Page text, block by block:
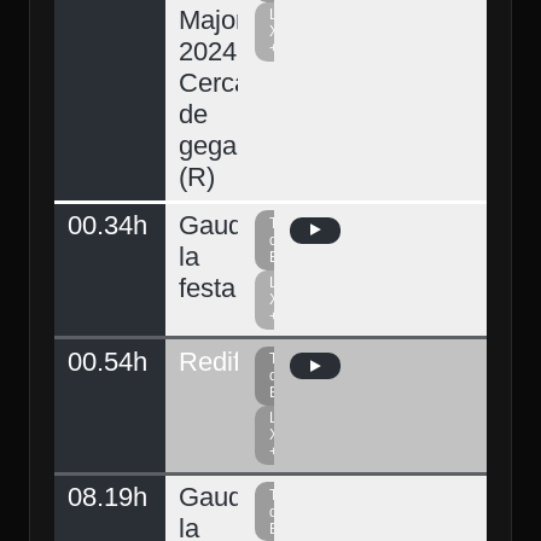
Major
2024.
Cercavila
de
gegants
(R)
La
Xarxa
+
00.34h
Gaudeix
la
festa
Televisió
del
Berguedà
La
Xarxa
+
00.54h RedifusióTelevisió
del
Berguedà
La
Xarxa
+
08.19h
Gaudeix
la
Televisió
del
Berguedà